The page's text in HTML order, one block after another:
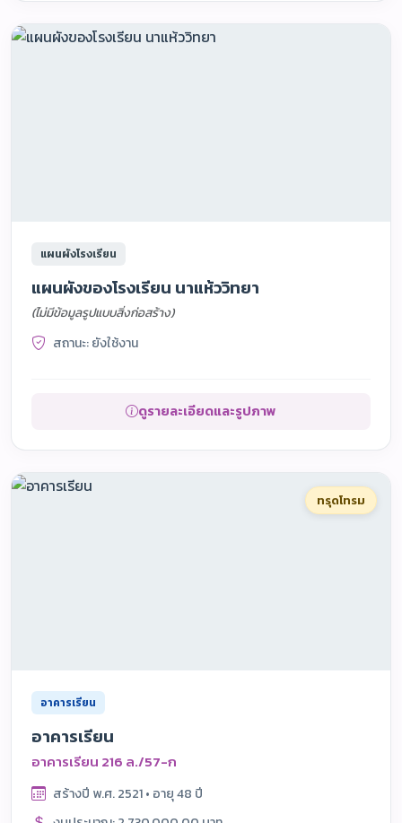
แผนผังโรงเรียน
แผนผังของโรงเรียน นาแห้ววิทยา
(ไม่มีข้อมูลรูปแบบสิ่งก่อสร้าง)
สถานะ: ยังใช้งาน
ดูรายละเอียดและรูปภาพ
ทรุดโทรม
อาคารเรียน
อาคารเรียน
อาคารเรียน 216 ล./57-ก
สร้างปี พ.ศ. 2521 • อายุ 48 ปี